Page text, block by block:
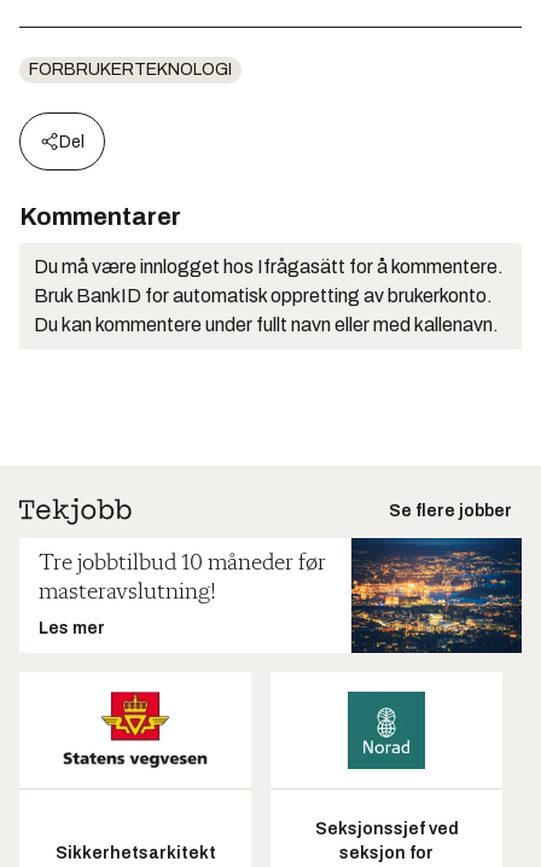
FORBRUKERTEKNOLOGI
Del
Kommentarer
Du må være innlogget hos Ifrågasätt for å kommentere.
Bruk BankID for automatisk oppretting av brukerkonto.
Du kan kommentere under fullt navn eller med kallenavn.
Se flere jobber
Tre jobbtilbud 10 måneder før
masteravslutning!
Les mer
Sikkerhetsarkitekt
Seksjonssjef ved
seksjon for